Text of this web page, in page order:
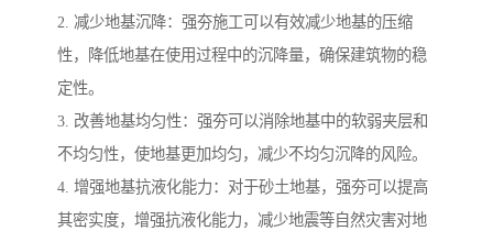
2. 减少地基沉降：强夯施工可以有效减少地基的压缩
性，降低地基在使用过程中的沉降量，确保建筑物的稳
定性。
3. 改善地基均匀性：强夯可以消除地基中的软弱夹层和
不均匀性，使地基更加均匀，减少不均匀沉降的风险。
4. 增强地基抗液化能力：对于砂土地基，强夯可以提高
其密实度，增强抗液化能力，减少地震等自然灾害对地